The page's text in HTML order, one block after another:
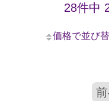
28件中
価格で並び替